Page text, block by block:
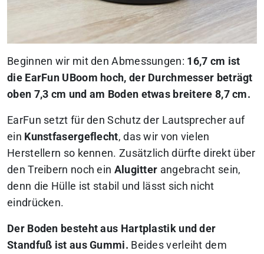
Beginnen wir mit den Abmessungen: 16,7 cm ist
die EarFun UBoom hoch, der Durchmesser beträgt
oben 7,3 cm und am Boden etwas breitere 8,7 cm.
EarFun setzt für den Schutz der Lautsprecher auf
ein Kunstfasergeflecht, das wir von vielen
Herstellern so kennen. Zusätzlich dürfte direkt über
den Treibern noch ein Alugitter angebracht sein,
denn die Hülle ist stabil und lässt sich nicht
eindrücken.
Der Boden besteht aus Hartplastik und der
Standfuß ist aus Gummi. Beides verleiht dem